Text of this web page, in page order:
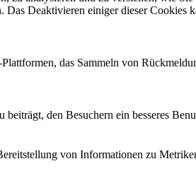
Deaktivieren einiger dieser Cookies
das Sammeln von
den Besuchern ein besseres
von Informationen zu